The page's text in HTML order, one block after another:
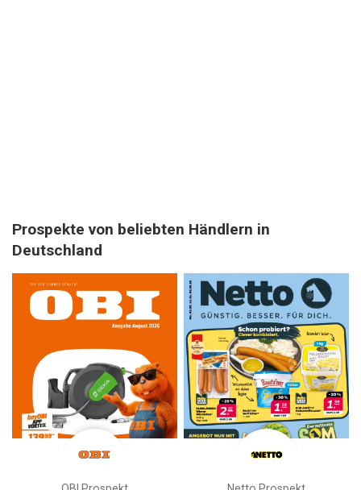
Prospekte von beliebten Händlern in
Deutschland